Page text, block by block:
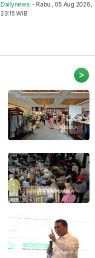
Dailynews - Rabu , 05 Aug 2026,
23:15 WIB
>